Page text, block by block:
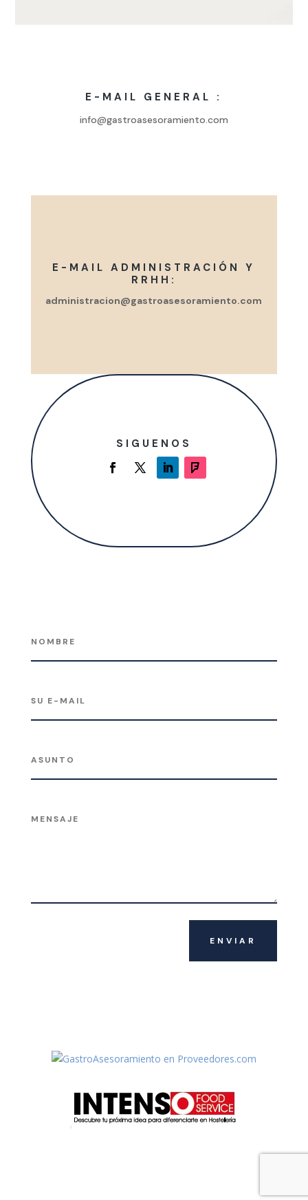
E-MAIL GENERAL :
info@gastroasesoramiento.com
E-MAIL ADMINISTRACIÓN Y
RRHH:
administracion@gastroasesoramiento.com
SIGUENOS
ENVIAR